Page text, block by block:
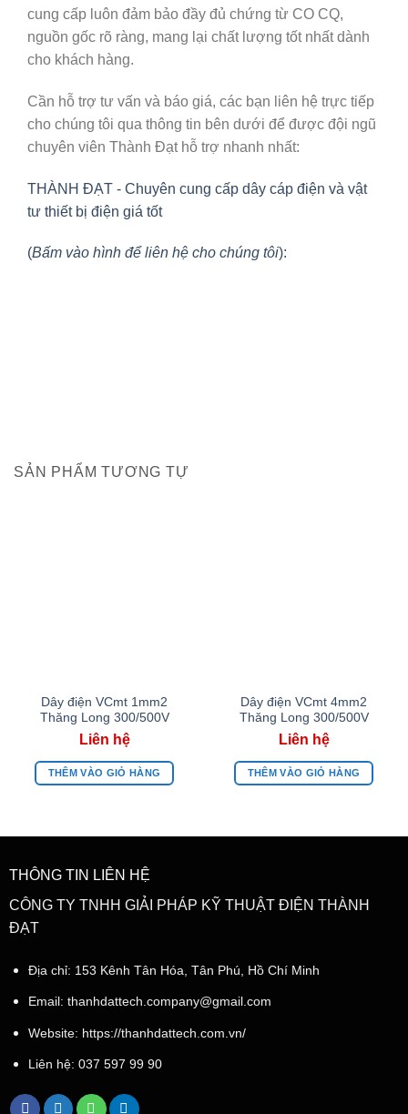
cung cấp luôn đảm bảo đầy đủ chứng từ CO CQ,
nguồn gốc rõ ràng, mang lại chất lượng tốt nhất dành
cho khách hàng.
Cần hỗ trợ tư vấn và báo giá, các bạn liên hệ trực tiếp
cho chúng tôi qua thông tin bên dưới để được đội ngũ
chuyên viên Thành Đạt hỗ trợ nhanh nhất:
THÀNH ĐẠT - Chuyên cung cấp dây cáp điện và vật
tư thiết bị điện giá tốt
(Bấm vào hình để liên hệ cho chúng tôi):
SẢN PHẨM TƯƠNG TỰ
Dây điện VCmt 1mm2
Thăng Long 300/500V
THÊM VÀO GIỎ HÀNG
Dây điện VCmt 4mm2
Thăng Long 300/500V
THÊM VÀO GIỎ HÀNG
THÔNG TIN LIÊN HỆ
CÔNG TY TNHH GIẢI PHÁP KỸ THUẬT ĐIỆN THÀNH
ĐẠT
Địa chỉ: 153 Kênh Tân Hóa, Tân Phú, Hồ Chí Minh
Email: thanhdattech.company@gmail.com
Website: https://thanhdattech.com.vn/
Liên hệ: 037 597 99 90